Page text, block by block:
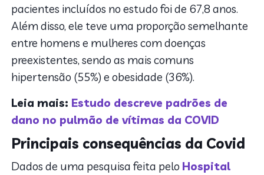
pacientes incluídos no estudo foi de 67,8 anos.
Além disso, ele teve uma proporção semelhante
entre homens e mulheres com doenças
preexistentes, sendo as mais comuns
hipertensão (55%) e obesidade (36%).
Leia mais: Estudo descreve padrões de
dano no pulmão de vítimas da COVID
Principais consequências da Covid
Dados de uma pesquisa feita pelo Hospital